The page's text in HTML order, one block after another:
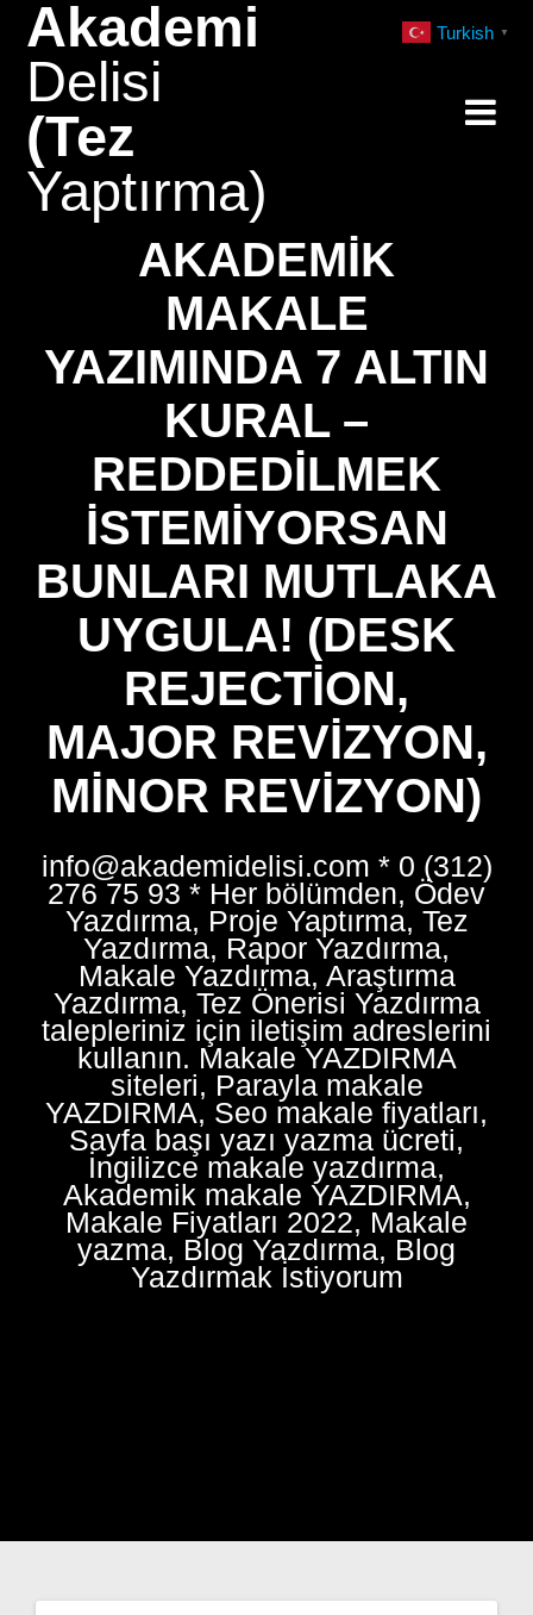
Akademi
Delisi
(Tez
Yaptırma)
AKADEMIK
MAKALE
YAZIMINDA 7 ALTIN
KURAL –
REDDEDILMEK
İSTEMIYORSAN
BUNLARI MUTLAKA
UYGULA! (DESK
REJECTION,
MAJOR REVIZYON,
MINOR REVIZYON)
info@akademidelisi.com * 0 (312)
276 75 93 * Her bölümden, Ödev
Yazdırma, Proje Yaptırma, Tez
Yazdırma, Rapor Yazdırma,
Makale Yazdırma, Araştırma
Yazdırma, Tez Önerisi Yazdırma
talepleriniz için iletişim adreslerini
kullanın. Makale YAZDIRMA
siteleri, Parayla makale
YAZDIRMA, Seo makale fiyatları,
Sayfa başı yazı yazma ücreti,
İngilizce makale yazdırma,
Akademik makale YAZDIRMA,
Makale Fiyatları 2022, Makale
yazma, Blog Yazdırma, Blog
Yazdırmak İstiyorum
Turkish ▼